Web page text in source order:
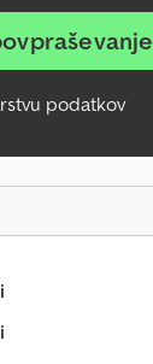
podatkov